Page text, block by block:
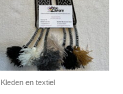
Kleden en textiel